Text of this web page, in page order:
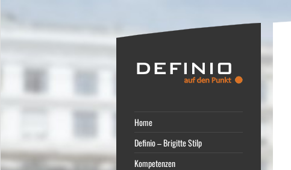
Home
Definio – Brigitte Stilp
Kompetenzen